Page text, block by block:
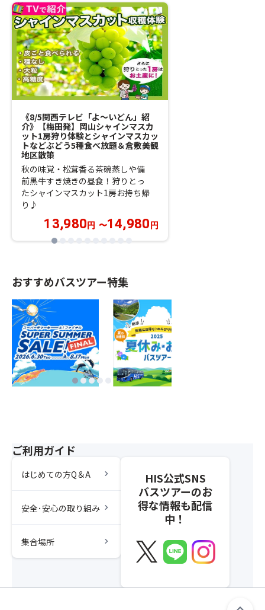
《8/5関西テレビ「よ～いどん」紹
介》【梅田発】岡山シャインマスカ
ット1房狩り体験とシャインマスカッ
トなどぶどう5種食べ放題＆倉敷美観
地区散策
秋の味覚・松茸香る茶碗蒸しや備
前黒牛すき焼きの昼食！狩りとっ
たシャインマスカット1房お持ち帰
り♪
13,980 円 〜14,980 円
おすすめバスツアー特集
ご利用ガイド
はじめての方Q＆A chevron_right
安全･安心の取り組み chevron_right
集合場所 chevron_right
HIS公式SNS
バスツアーのお
得な情報も配信
中！